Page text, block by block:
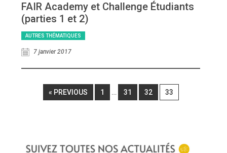
FAIR Academy et Challenge Étudiants
(parties 1 et 2)
AUTRES THÉMATIQUES
7 janvier 2017
« PREVIOUS 1 … 31 32 33